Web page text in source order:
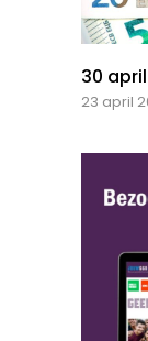
30
23 april